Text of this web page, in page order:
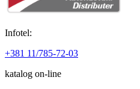
Infotel:
+381 11/785-72-03
katalog on-line